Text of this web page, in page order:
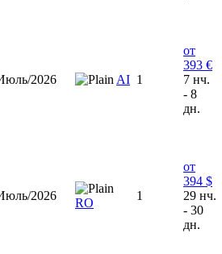
2026 AI 1
от
393 €
7 нч.
- 8
дн.
2026
RO
1
от
394 $
29 нч.
- 30
дн.